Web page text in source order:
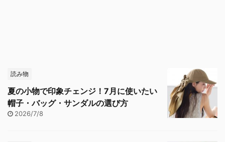
読み物
夏の小物で印象チェンジ！7月に使いたい
帽子・バッグ・サンダルの選び方
2026/7/8